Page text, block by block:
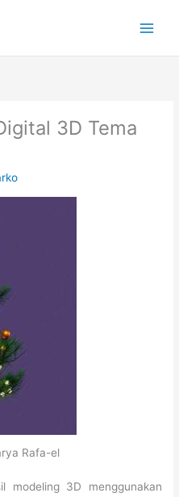
3D Tema
Rafa-el
modeling 3D menggunakan